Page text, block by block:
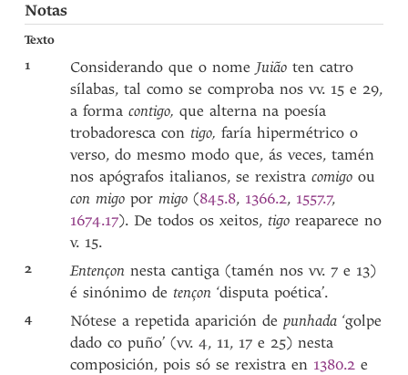
Notas
Texto
1
Considerando que o nome Juião ten catro
sílabas, tal como se comproba nos vv. 15 e 29,
a formacontigo, que alterna na poesía
trobadoresca contigo, faría hipermétrico o
verso, do mesmo modo que, ás veces, tamén
nos apógrafos italianos, se rexistracomigoou
con migo pormigo(845.8, 1366.2, 1557.7,
1674.17). De todos os xeitos,tigoreaparece no
v. 15.
2 Entençonnesta cantiga (tamén nos vv. 7 e 13)
é sinónimo detençon‘disputa poética’.
4 Nótese a repetida aparición depunhada‘golpe
dado co puño’ (vv. 4, 11, 17 e 25) nesta
composición, pois só se rexistra en 1380.2 e